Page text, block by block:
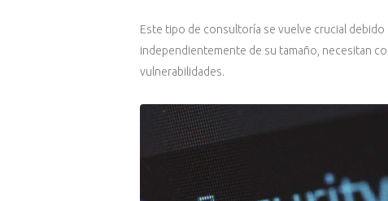
Este tipo de consultoría se vuelve crucial
independientemente de su tamaño, necesitan
vulnerabilidades.